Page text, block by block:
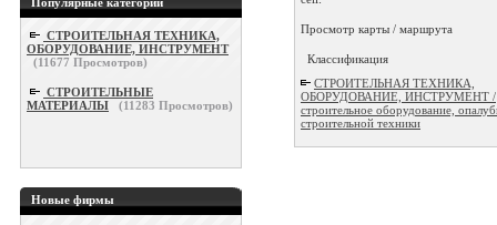
СТРОИТЕЛЬНАЯ ТЕХНИКА,
ОБОРУДОВАНИЕ, ИНСТРУМЕНТ
(11677 Просмотров)
СТРОИТЕЛЬНЫЕ
МАТЕРИАЛЫ
(11283 Просмотров)
Новые фирмы
Просмотр карты / маршрута
Классификация
СТРОИТЕЛЬНАЯ ТЕХНИКА,
ОБОРУДОВАНИЕ, ИНСТРУМЕНТ /
строительное оборудование,
строительной техники